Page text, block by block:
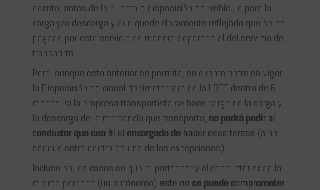
escrito, antes de la puesta a disposición del vehículo para la
carga y/o descarga y que quede claramente reflejado que se ha
pagado por este servicio de manera separada al del servicio de
transporte.
Pero, aunque esto anterior se permita, en cuanto entre en vigor
la Disposición adicional decimotercera de la LOTT dentro de 6
meses, si la empresa transportista se hace cargo de la carga y
la descarga de la mercancía que transporta, no podrá pedir al
conductor que sea él el encargado de hacer esas tareas (a no
ser que entre dentro de una de las excepciones).
Incluso en los casos en que el porteador y el conductor sean la
misma persona (un autónomo) este no se puede comprometer